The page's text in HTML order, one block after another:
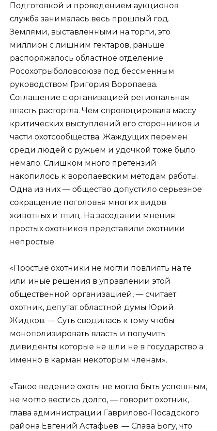
Подготовкой и проведением аукционов
служба занималась весь прошлый год.
Землями, выставленными на торги, это
миллион с лишним гектаров, раньше
распоряжалось областное отделение
Росохотрыболовсоюза под бессменным
руководством Григория Воропаева.
Соглашение с организацией региональная
власть расторгла. Чем спровоцировала массу
критических выступлений его сторонников и
части охотсообщества. Жаждущих перемен
среди людей с ружьем и удочкой тоже было
немало. Слишком много претензий
накопилось к воропаевским методам работы.
Одна из них — общество допустило серьезное
сокращение поголовья многих видов
животных и птиц. На заседании мнения
простых охотников представили охотники
непростые.
«Простые охотники не могли повлиять на те
или иные решения в управлении этой
общественной организацией, — считает
охотник, депутат областной думы Юрий
Жидков. — Суть сводилась к тому чтобы
монополизировать власть и получить
дивиденты которые не шли не в государство а
именно в карман некоторым членам».
«Такое ведение охоты не могло быть успешным,
не могло вестись долго, — говорит охотник,
глава администрации Гаврилово-Посадского
района Евгений Астафьев. — Слава Богу, что